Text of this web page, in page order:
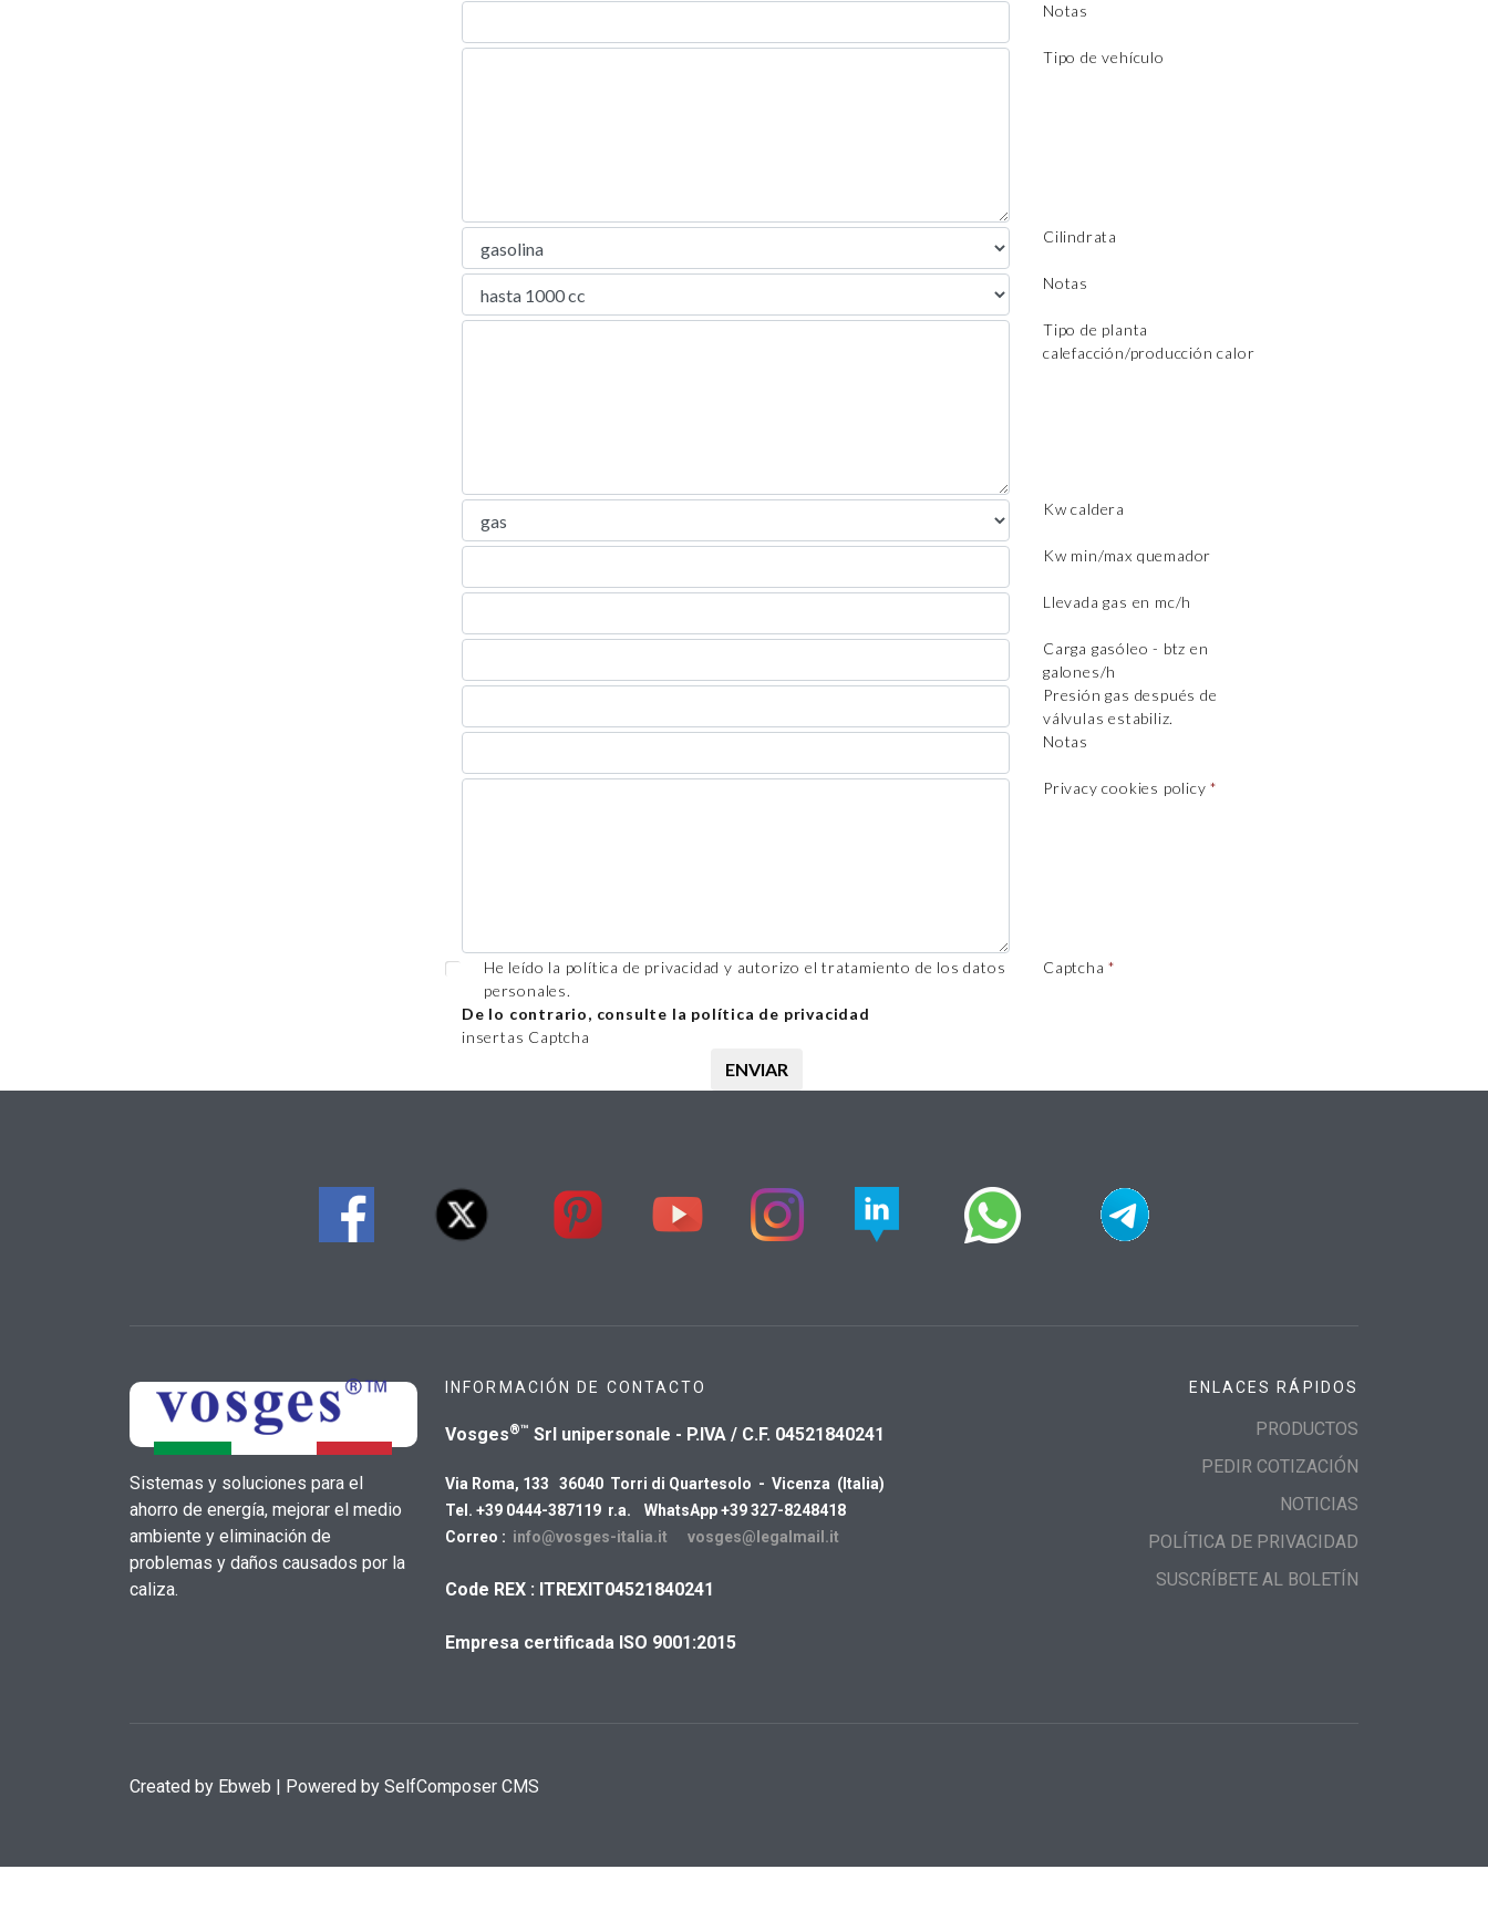
Notas
Tipo de vehículo
Cilindrata
Notas
Tipo de planta
calefacción/producción calor
Kw caldera
Kw min/max quemador
Llevada gas en mc/h
Carga gasóleo - btz en
galones/h
Presión gas después de
válvulas estabiliz.
Notas
Privacy cookies policy
He leído la política de privacidad y autorizo el tratamiento de los datos
personales.
De lo contrario, consulte la política de privacidad
Captcha
insertas Captcha
Sistemas y soluciones para el
ahorro de energía, mejorar el medio
ambiente y eliminación de
problemas y daños causados por la
caliza.
INFORMACIÓN DE CONTACTO
Vosges®™ Srl unipersonale - P.IVA / C.F. 04521840241
Via Roma, 133 36040 Torri di Quartesolo - Vicenza (Italia)
Tel. +39 0444-387119 r.a. WhatsApp +39 327-8248418
Correo : info@vosges-italia.it vosges@legalmail.it
Code REX : ITREXIT04521840241
Empresa certificada ISO 9001:2015
ENLACES RÁPIDOS
PRODUCTOS
PEDIR COTIZACIÓN
NOTICIAS
POLÍTICA DE PRIVACIDAD
SUSCRÍBETE AL BOLETÍN
Created by Ebweb | Powered by SelfComposer CMS